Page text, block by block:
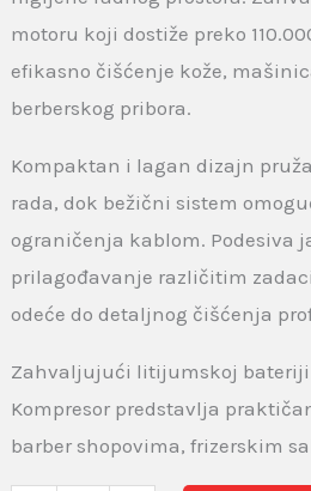
motoru koji dostiže preko
efikasno čišćenje kože,
berberskog pribora.
Kompaktan i lagan dizajn
rada, dok bežični sistem
ograničenja kablom. Podesiva
prilagođavanje različitim
odeće do detaljnog čišćenja
Zahvaljujući litijumskoj bateriji
Kompresor predstavlja
barber shopovima, frizerskim